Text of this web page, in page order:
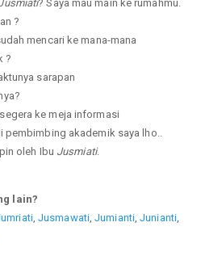
? Saya mau main ke rumahmu.
?
mencari ke mana-mana
?
sarapan
ke meja informasi
akademik saya lho..
oleh Ibu Jusmiati.
lain?
,Jusmawati,Jumianti,Junianti